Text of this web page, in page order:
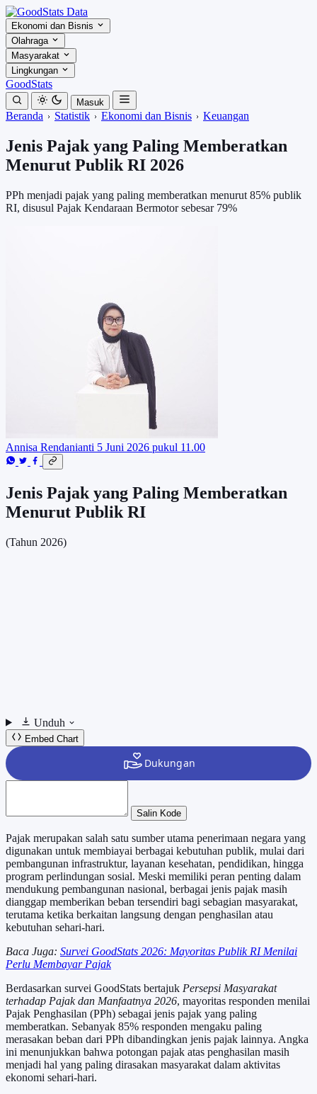
Ekonomi dan Bisnis
Olahraga
Masyarakat
Lingkungan
GoodStats
Masuk
Beranda Statistik Ekonomi dan Bisnis Keuangan
Jenis Pajak yang Paling Memberatkan
Menurut Publik RI 2026
PPh menjadi pajak yang paling memberatkan menurut 85% publik
RI, disusul Pajak Kendaraan Bermotor sebesar 79%
Annisa Rendanianti 5 Juni 2026 pukul 11.00
Jenis Pajak yang Paling Memberatkan
Menurut Publik RI
(Tahun 2026)
Unduh
Embed Chart
Salin Kode
Pajak merupakan salah satu sumber utama penerimaan negara yang
digunakan untuk membiayai berbagai kebutuhan publik, mulai dari
pembangunan infrastruktur, layanan kesehatan, pendidikan, hingga
program perlindungan sosial. Meski memiliki peran penting dalam
mendukung pembangunan nasional, berbagai jenis pajak masih
dianggap memberikan beban tersendiri bagi sebagian masyarakat,
terutama ketika berkaitan langsung dengan penghasilan atau
kebutuhan sehari-hari.
Baca Juga: Survei GoodStats 2026: Mayoritas Publik RI Menilai
Perlu Membayar Pajak
Berdasarkan survei GoodStats bertajuk Persepsi Masyarakat
terhadap Pajak dan Manfaatnya 2026, mayoritas responden menilai
Pajak Penghasilan (PPh) sebagai jenis pajak yang paling
memberatkan. Sebanyak 85% responden mengaku paling
merasakan beban dari PPh dibandingkan jenis pajak lainnya. Angka
ini menunjukkan bahwa potongan pajak atas penghasilan masih
menjadi hal yang paling dirasakan masyarakat dalam aktivitas
ekonomi sehari-hari.